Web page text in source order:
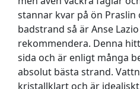
stannar kvar på ön
badstrand så är Anse
rekommendera. Denna
sida och är enligt många
absolut bästa strand.
kristallklart och är